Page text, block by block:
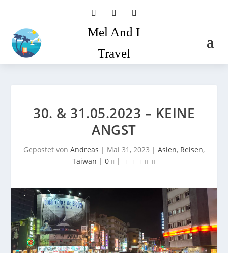
Mel And I
Travel
30. & 31.05.2023 – KEINE
ANGST
Gepostet von Andreas | Mai 31, 2023 | Asien, Reisen,
Taiwan | 0 |